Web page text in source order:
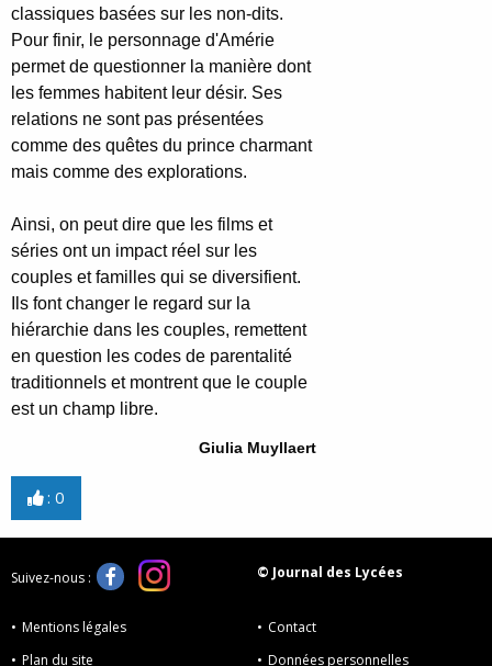
classiques basées sur les non-dits.
Pour finir, le personnage d'Amérie
permet de questionner la manière dont
les femmes habitent leur désir. Ses
relations ne sont pas présentées
comme des quêtes du prince charmant
mais comme des explorations.
Ainsi, on peut dire que les films et
séries ont un impact réel sur les
couples et familles qui se diversifient.
Ils font changer le regard sur la
hiérarchie dans les couples, remettent
en question les codes de parentalité
traditionnels et montrent que le couple
est un champ libre.
Giulia Muyllaert
:0
Suivez-nous : © Journal des Lycées
Mentions légales
Contact
Plan du site
Données personnelles